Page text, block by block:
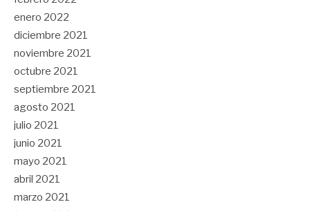
enero 2022
diciembre 2021
noviembre 2021
octubre 2021
septiembre 2021
agosto 2021
julio 2021
junio 2021
mayo 2021
abril 2021
marzo 2021